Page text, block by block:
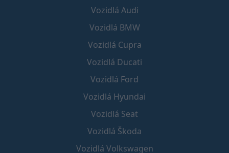
Vozidlá Audi
Vozidlá BMW
Vozidlá Cupra
Vozidlá Ducati
Vozidlá Ford
Vozidlá Hyundai
Vozidlá Seat
Vozidlá Škoda
Vozidlá Volkswagen